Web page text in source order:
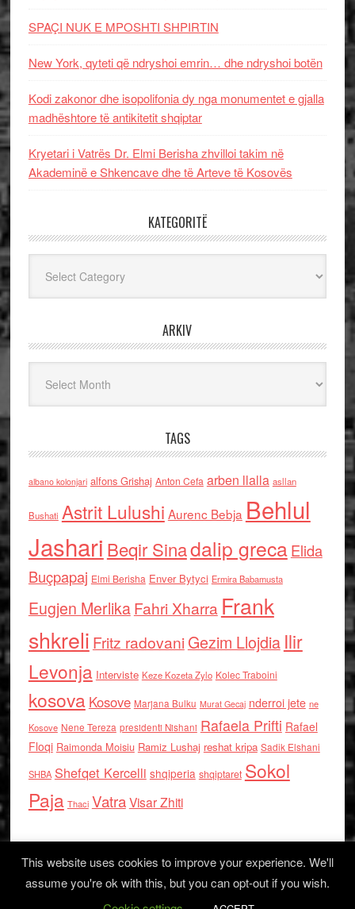
SPAÇI NUK E MPOSHTI SHPIRTIN
New York, qyteti që ndryshoi emrin… dhe ndryshoi botën
Kodi zakonor dhe isopolifonia dy nga monumentet e gjalla
madhështore të antikitetit shqiptar
Kryetari i Vatrës Dr. Elmi Berisha zhvilloi takim në
Akademinë e Shkencave dhe të Arteve të Kosovës
KATEGORITË
ARKIV
TAGS
albano kolonjari alfons Grishaj Anton Cefa arben llalla asllan
Bushati Astrit Lulushi Aurenc Bebja Behlul
Jashari Beqir Sinadalip grecaElida
Buçpapaj Elmi Berisha Enver Bytyci Ermira Babamusta
Eugjen MerlikaFahri Xharra Frank
shkreli Fritz radovaniGezim Llojdia Ilir
Levonja Interviste Keze Kozeta Zylo Kolec Traboini
kosova Kosove Marjana Bulku Murat Gecaj nderroi jete ne
Kosove Nene Tereza presidenti Nishani Rafaela Prifti Rafael
Floqi Raimonda Moisiu Ramiz Lushaj reshat kripa Sadik Elshani
SHBA Shefqet Kercelli shqiperia shqiptaret Sokol
Paja Thaci VatraVisar Zhiti
This website uses cookies to improve your experience. We'll
assume you're ok with this, but you can opt-out if you wish.